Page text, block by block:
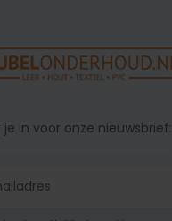
je in voor onze nieuwsbrief: